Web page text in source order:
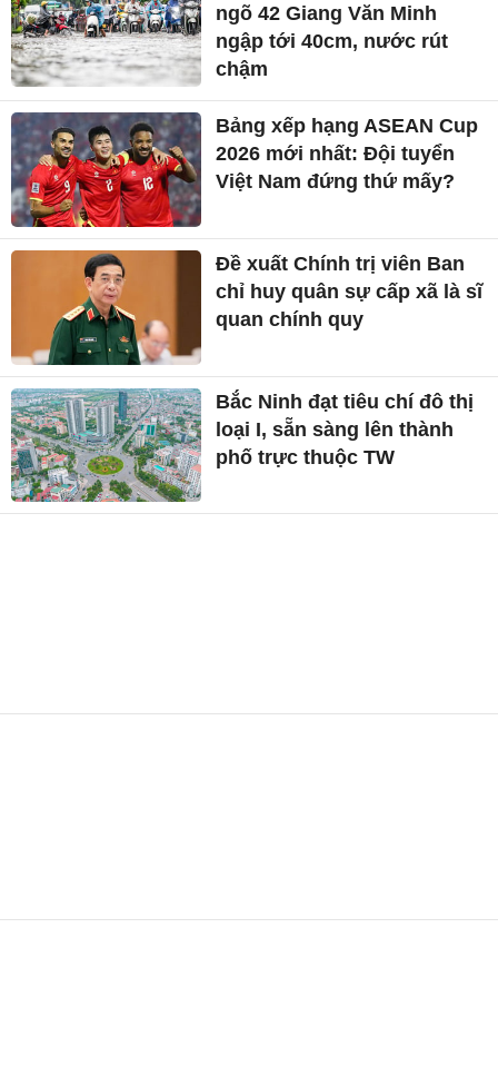
ngõ 42 Giang Văn Minh
ngập tới 40cm, nước rút
chậm
Bảng xếp hạng ASEAN Cup
2026 mới nhất: Đội tuyển
Việt Nam đứng thứ mấy?
Đề xuất Chính trị viên Ban
chỉ huy quân sự cấp xã là sĩ
quan chính quy
Bắc Ninh đạt tiêu chí đô thị
loại I, sẵn sàng lên thành
phố trực thuộc TW